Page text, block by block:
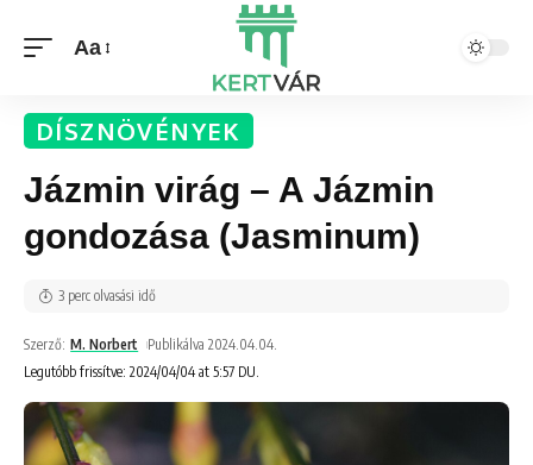
Aa
DÍSZNÖVÉNYEK
Jázmin virág – A Jázmin
gondozása (Jasminum)
Legutóbb frissítve: 2024/04/04 at 5:57 DU.
Szerző: M. Norbert Publikálva 2024.04.04.
3 perc olvasási idő